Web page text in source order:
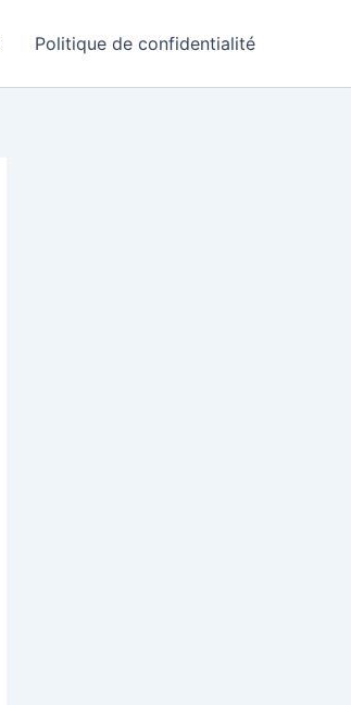
Politique de confidentialité